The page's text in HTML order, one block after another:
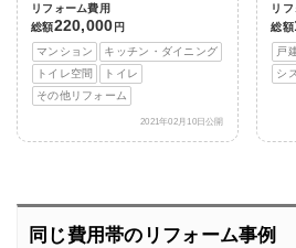
リフォーム費用
総額220,000 円
マンション
キッチン・ダイニング
トイレ空間
トイレ
その他リフォーム
2021年02月10日公開
リ
総額
戸
シ
同じ費用帯のリフォーム事例